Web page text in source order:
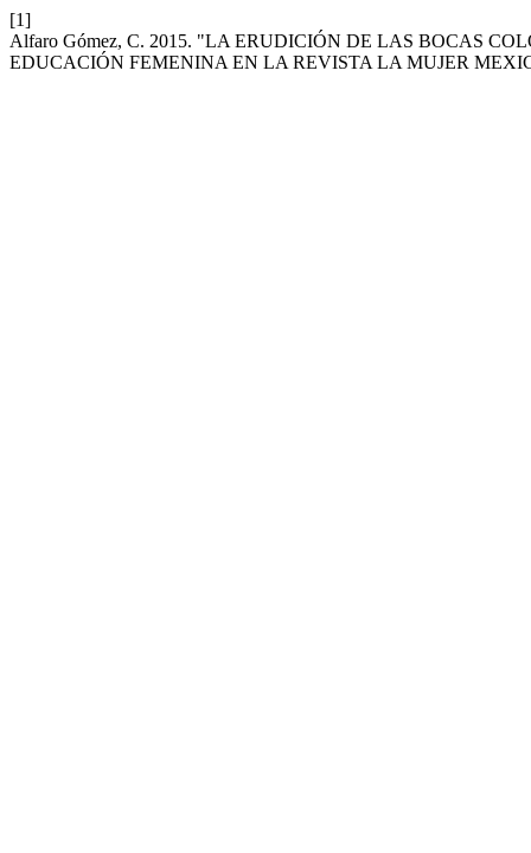
[1]
Alfaro Gómez, C. 2015. "LA ERUDICIÓN DE LAS BOCAS
EDUCACIÓN FEMENINA EN LA REVISTA LA MUJER